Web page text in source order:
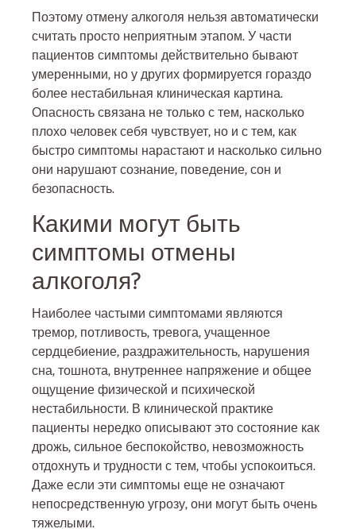
Поэтому отмену алкоголя нельзя автоматически
считать просто неприятным этапом. У части
пациентов симптомы действительно бывают
умеренными, но у других формируется гораздо
более нестабильная клиническая картина.
Опасность связана не только с тем, насколько
плохо человек себя чувствует, но и с тем, как
быстро симптомы нарастают и насколько сильно
они нарушают сознание, поведение, сон и
безопасность.
Какими могут быть
симптомы отмены
алкоголя?
Наиболее частыми симптомами являются
тремор, потливость, тревога, учащенное
сердцебиение, раздражительность, нарушения
сна, тошнота, внутреннее напряжение и общее
ощущение физической и психической
нестабильности. В клинической практике
пациенты нередко описывают это состояние как
дрожь, сильное беспокойство, невозможность
отдохнуть и трудности с тем, чтобы успокоиться.
Даже если эти симптомы еще не означают
непосредственную угрозу, они могут быть очень
тяжелыми.